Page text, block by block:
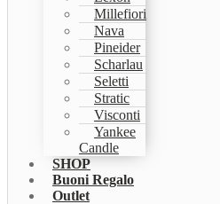
Millefiori
Nava
Pineider
Scharlau
Seletti
Stratic
Visconti
Yankee
Candle
SHOP
Buoni Regalo
Outlet